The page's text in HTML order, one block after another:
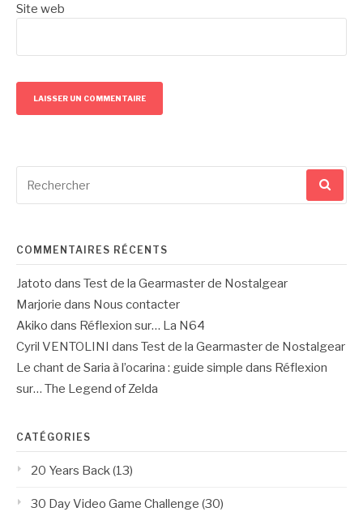
Site web
pour
COMMENTAIRES RÉCENTS
Jatoto dans Test de la Gearmaster de Nostalgear
Marjorie dans Nous contacter
Akiko dans Réflexion sur… La N64
Cyril VENTOLINI dans Test de la Gearmaster de Nostalgear
Le chant de Saria à l’ocarina : guide simple dans Réflexion
sur… The Legend of Zelda
CATÉGORIES
20 Years Back(13)
30 Day Video Game Challenge (30)